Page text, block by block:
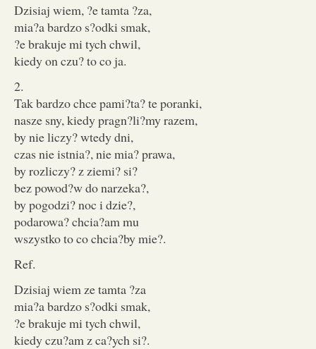
Dzisiaj wiem, ?e tamta ?za,
mia?a bardzo s?odki smak,
?e brakuje mi tych chwil,
kiedy on czu? to co ja.
2.
Tak bardzo chce pami?ta? te poranki,
nasze sny, kiedy pragn?li?my razem,
by nie liczy? wtedy dni,
czas nie istnia?, nie mia? prawa,
by rozliczy? z ziemi? si?
bez powod?w do narzeka?,
by pogodzi? noc i dzie?,
podarowa? chcia?am mu
wszystko to co chcia?by mie?.
Ref.
Dzisiaj wiem ze tamta ?za
mia?a bardzo s?odki smak,
?e brakuje mi tych chwil,
kiedy czu?am z ca?ych si?.